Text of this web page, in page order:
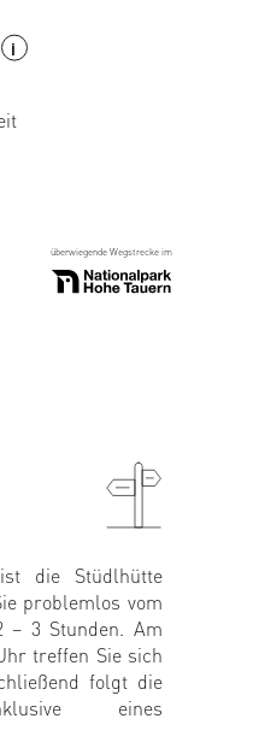
i
überwiegende Wegstrecke im
die Stüdlhütte
problemlos vom
– 3 Stunden. Am
treffen Sie sich
folgt die
eines